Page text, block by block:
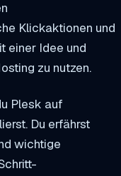
Klickaktionen und
einer Idee und
zu nutzen.
Plesk auf
Du erfährst
wichtige